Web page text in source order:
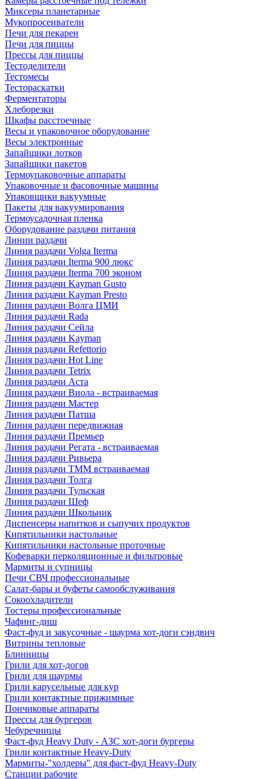
Миксеры планетарные
Мукопросеиватели
Печи для пекарен
Печи для пиццы
Прессы для пиццы
Тестоделители
Тестомесы
Тестораскатки
Ферментаторы
Хлеборезки
Шкафы расстоечные
Весы и упаковочное оборудование
Весы электронные
Запайщики лотков
Запайщики пакетов
Термоупаковочные аппараты
Упаковочные и фасовочные машины
Упаковщики вакуумные
Пакеты для вакуумирования
Термоусадочная пленка
Оборудование раздачи питания
Линии раздачи
Линия раздачи Volga Iterma
Линия раздачи Iterma 900 люкс
Линия раздачи Iterma 700 эконом
Линия раздачи Kayman Gusto
Линия раздачи Kayman Presto
Линия раздачи Волга ЦМИ
Линия раздачи Rada
Линия раздачи Сейла
Линия раздачи Kayman
Линия раздачи Refettorio
Линия раздачи Hot Line
Линия раздачи Tetrix
Линия раздачи Аста
Линия раздачи Виола - встраиваемая
Линия раздачи Мастер
Линия раздачи Патша
Линия раздачи передвижная
Линия раздачи Премьер
Линия раздачи Регата - встраиваемая
Линия раздачи Ривьера
Линия раздачи ТММ встраиваемая
Линия раздачи Толга
Линия раздачи Тульская
Линия раздачи Шеф
Линия раздачи Школьник
Диспенсеры напитков и сыпучих продуктов
Кипятильники настольные
Кипятильники настольные проточные
Кофеварки перколяционные и фильтровые
Мармиты и супницы
Печи СВЧ профессиональные
Салат-бары и буфеты самообслуживания
Сокоохладители
Тостеры профессиональные
Чафинг-диш
Фаст-фуд и закусочные - шаурма хот-доги сэндвич
Витрины тепловые
Блинницы
Грили для хот-догов
Грили для шаурмы
Грили карусельные для кур
Грили контактные прижимные
Пончиковые аппараты
Прессы для бургеров
Чебуречницы
Фаст-фуд Heavy Duty - АЗС хот-доги бургеры
Грили контактные Heavy-Duty
Мармиты-"холдеры" для фаст-фуд Heavy-Duty
Станции рабочие